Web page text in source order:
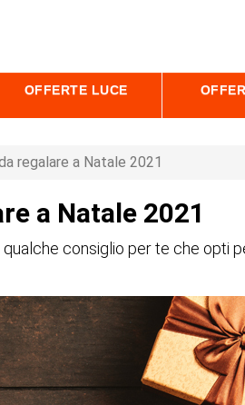
OFFERTE LUCE
regalare a Natale 2021
a Natale 2021
consiglio per te che opti